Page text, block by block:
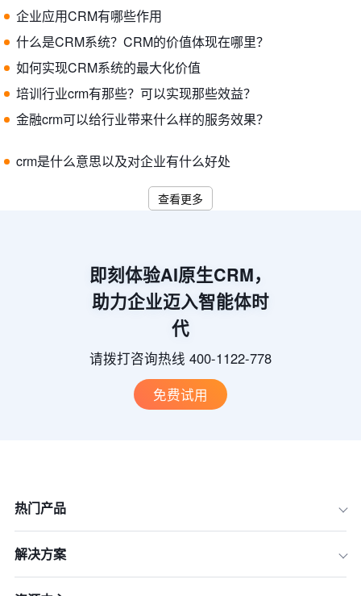
企业应用CRM有哪些作用
什么是CRM系统？CRM的价值体现在哪里？
如何实现CRM系统的最大化价值
培训行业crm有那些？可以实现那些效益？
金融crm可以给行业带来什么样的服务效果？
crm是什么意思以及对企业有什么好处
查看更多
即刻体验AI原生CRM，
助力企业迈入智能体时
代
请拨打咨询热线 400-1122-778
免费试用
热门产品
解决方案